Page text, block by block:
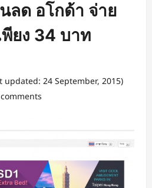
ลด อโกด้า จ่าย
พียง 34 บาท
updated: 24 September, 2015)